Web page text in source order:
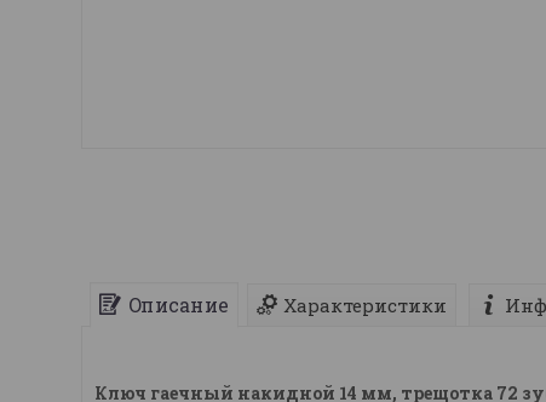
Описание Характеристики
Ключ гаечный накидной 14 мм, трещотка 72